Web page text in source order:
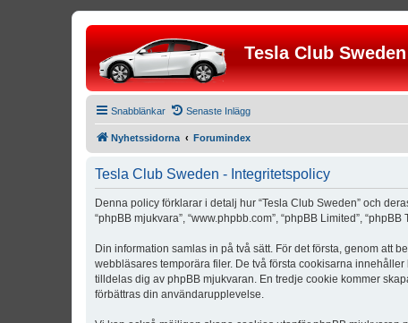
Tesla Club Sweden
Snabblänkar Senaste Inlägg
Nyhetssidorna Forumindex
Tesla Club Sweden - Integritetspolicy
Denna policy förklarar i detalj hur “Tesla Club Sweden” och
“phpBB mjukvara”, “www.phpbb.com”, “phpBB Limited”,
Din information samlas in på två sätt. För det första, genom att
webbläsares temporära filer. De två första cookisarna
tilldelas dig av phpBB mjukvaran. En tredje cookie kommer
förbättras din användarupplevelse.